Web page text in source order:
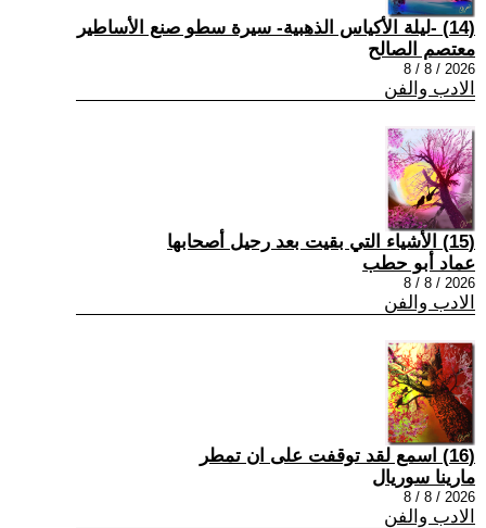
(14) -ليلة الأكياس الذهبية- سيرة سطو صنع الأساطير
معتصم الصالح
2026 / 8 / 8
الادب والفن
(15) الأشياء التي بقيت بعد رحيل أصحابها
عماد أبو حطب
2026 / 8 / 8
الادب والفن
(16) اسمع لقد توقفت على ان تمطر
مارينا سوريال
2026 / 8 / 8
الادب والفن